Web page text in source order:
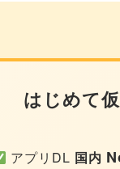
はじめて
アプリDL 国内